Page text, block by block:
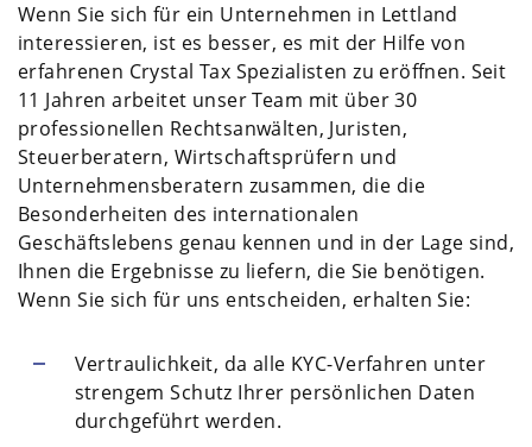
Wenn Sie sich für ein Unternehmen in Lettland
interessieren, ist es besser, es mit der Hilfe von
erfahrenen Crystal Tax Spezialisten zu eröffnen. Seit
11 Jahren arbeitet unser Team mit über 30
professionellen Rechtsanwälten, Juristen,
Steuerberatern, Wirtschaftsprüfern und
Unternehmensberatern zusammen, die die
Besonderheiten des internationalen
Geschäftslebens genau kennen und in der Lage sind,
Ihnen die Ergebnisse zu liefern, die Sie benötigen.
Wenn Sie sich für uns entscheiden, erhalten Sie:
Vertraulichkeit, da alle KYC-Verfahren unter
strengem Schutz Ihrer persönlichen Daten
durchgeführt werden.